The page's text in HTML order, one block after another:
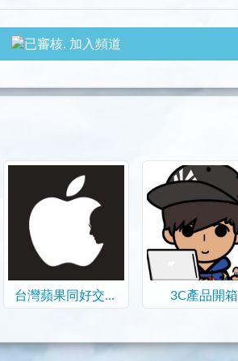
加入頻道
台灣蘋果同好交流
3C產品開箱